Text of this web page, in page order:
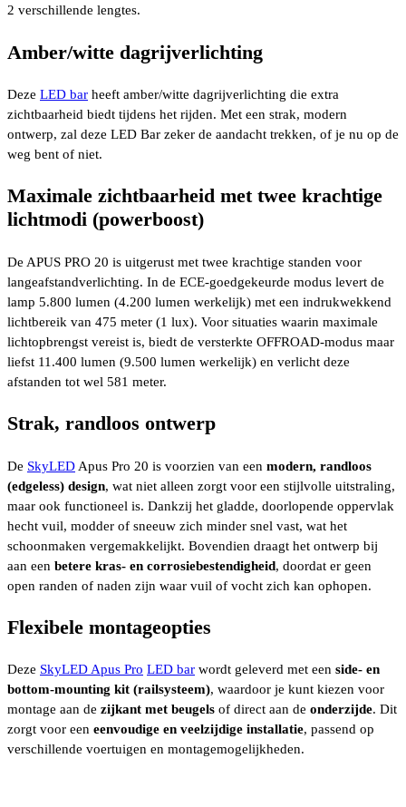
2 verschillende lengtes.
Amber/witte dagrijverlichting
Deze LED bar heeft amber/witte dagrijverlichting die extra
zichtbaarheid biedt tijdens het rijden. Met een strak, modern
ontwerp, zal deze LED Bar zeker de aandacht trekken, of je nu op de
weg bent of niet.
Maximale zichtbaarheid met twee krachtige
lichtmodi (powerboost)
De APUS PRO 20 is uitgerust met twee krachtige standen voor
langeafstandverlichting. In de ECE-goedgekeurde modus levert de
lamp 5.800 lumen (4.200 lumen werkelijk) met een indrukwekkend
lichtbereik van 475 meter (1 lux). Voor situaties waarin maximale
lichtopbrengst vereist is, biedt de versterkte OFFROAD-modus maar
liefst 11.400 lumen (9.500 lumen werkelijk) en verlicht deze
afstanden tot wel 581 meter.
Strak, randloos ontwerp
De SkyLED Apus Pro 20 is voorzien van een modern, randloos
(edgeless) design, wat niet alleen zorgt voor een stijlvolle uitstraling,
maar ook functioneel is. Dankzij het gladde, doorlopende oppervlak
hecht vuil, modder of sneeuw zich minder snel vast, wat het
schoonmaken vergemakkelijkt. Bovendien draagt het ontwerp bij
aan een betere kras- en corrosiebestendigheid, doordat er geen
open randen of naden zijn waar vuil of vocht zich kan ophopen.
Flexibele montageopties
Deze SkyLED Apus Pro LED bar wordt geleverd met een side- en
bottom-mounting kit (railsysteem), waardoor je kunt kiezen voor
montage aan de zijkant met beugels of direct aan de onderzijde. Dit
zorgt voor een eenvoudige en veelzijdige installatie, passend op
verschillende voertuigen en montagemogelijkheden.